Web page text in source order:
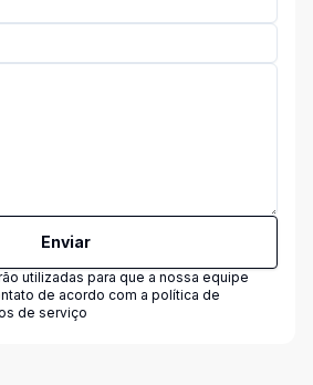
Enviar
utilizadas para que a nossa equipe
de acordo com a política de
de serviço